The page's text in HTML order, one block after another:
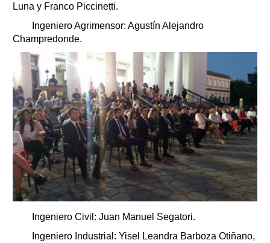
Luna y Franco Piccinetti.
Ingeniero Agrimensor: Agustín Alejandro
Champredonde.
Ingeniero Civil: Juan Manuel Segatori.
Ingeniero Industrial: Yisel Leandra Barboza Otiñano,